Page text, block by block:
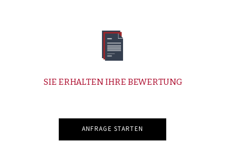
SIE ERHALTEN IHRE BEWERTUNG
ANFRAGE STARTEN